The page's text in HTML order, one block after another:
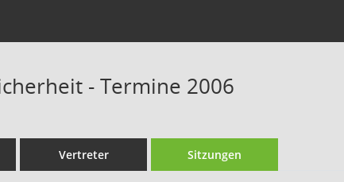
- Termine 2006
Vertreter Sitzungen